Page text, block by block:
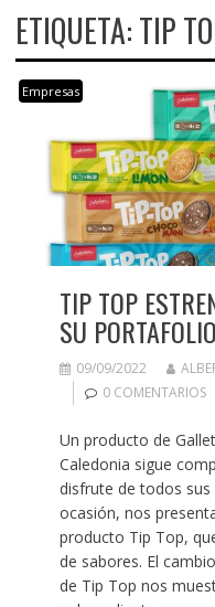
ETIQUETA:TIP
Empresas
TIP TOP
SU
09/09/2022
0 COMENTARIOS
Un producto de
Caledonia sigue
disfrute de todos
ocasión, nos
producto Tip Top,
de sabores. El
de Tip Top nos